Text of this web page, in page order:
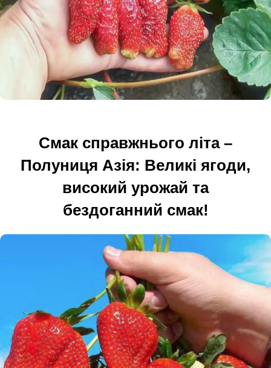
Смак справжнього літа –
Полуниця Азія: Великі ягоди,
високий урожай та
бездоганний смак!